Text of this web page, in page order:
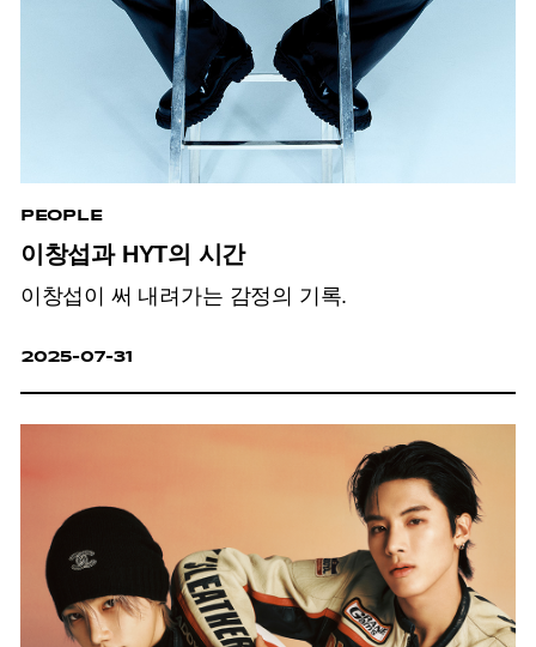
PEOPLE
이창섭과 HYT의 시간
이창섭이 써 내려가는 감정의 기록.
2025-07-31